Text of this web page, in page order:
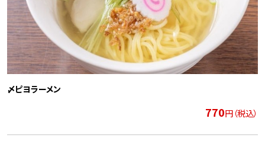
〆ピヨラーメン
770円（税込）